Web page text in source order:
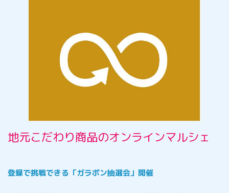
地元こだわり商品のオンラインマルシェ
登録で挑戦できる「ガラポン抽選会」開催